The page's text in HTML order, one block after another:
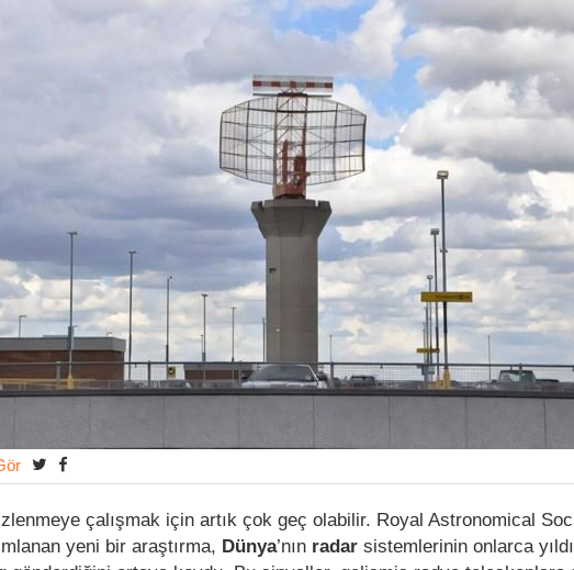
çalışmak için artık çok geç olabilir. Royal Astronomical
yeni bir araştırma, Dünya’nın radar sistemlerinin onlarca